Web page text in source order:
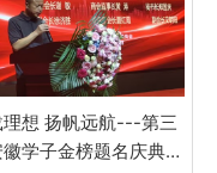
理想 扬帆远航---第三
徽学子金榜题名庆典